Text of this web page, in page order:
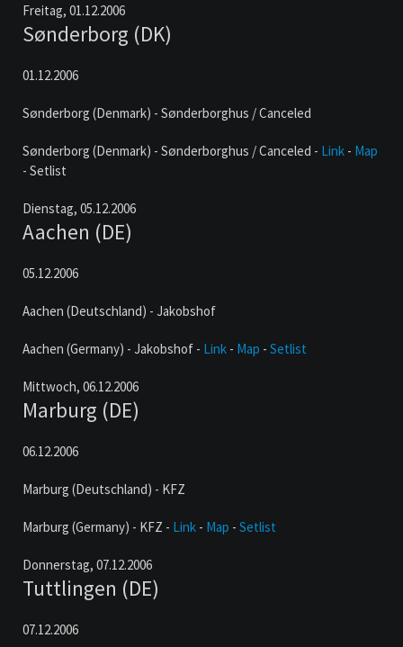
Freitag, 01.12.2006
Sønderborg (DK)
01.12.2006
Sønderborg (Denmark) - Sønderborghus / Canceled
Sønderborg (Denmark) - Sønderborghus / Canceled - Link- Map
- Setlist
Dienstag, 05.12.2006
Aachen (DE)
05.12.2006
Aachen (Deutschland) - Jakobshof
Aachen (Germany) - Jakobshof - Link- Map - Setlist
Mittwoch, 06.12.2006
Marburg (DE)
06.12.2006
Marburg (Deutschland) - KFZ
Marburg (Germany) - KFZ - Link- Map - Setlist
Donnerstag, 07.12.2006
Tuttlingen (DE)
07.12.2006